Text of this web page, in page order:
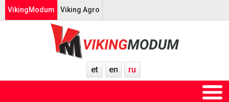
VikingModum Viking Agro
et en ru